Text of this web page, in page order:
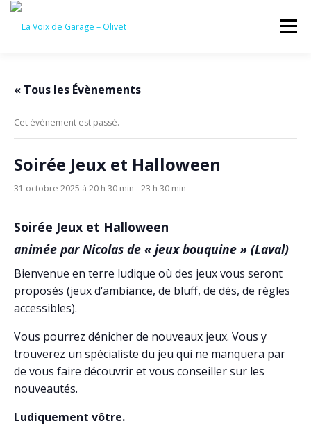
Aller
contenu
Menu
CONTACTEZ-NOUS
« Tous les Évènements
Cet évènement est passé.
Soirée Jeux et Halloween
31 octobre 2025 à 20 h 30 min -23 h 30 min
Soirée Jeux et Halloween
animée parNicolas de « jeux bouquine » (Laval)
Bienvenue en terre ludique où des jeux vous seront
proposés (jeux d‘ambiance, de bluff, de dés, de règles
accessibles).
Vous pourrez dénicher de nouveaux jeux. Vous y
trouverez un spécialiste du jeu qui ne manquera par
de vous faire découvrir et vous conseiller sur les
nouveautés.
Ludiquement vôtre.